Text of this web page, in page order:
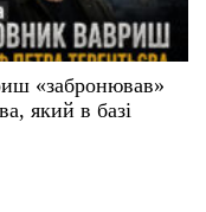
«забронював»
який в базі